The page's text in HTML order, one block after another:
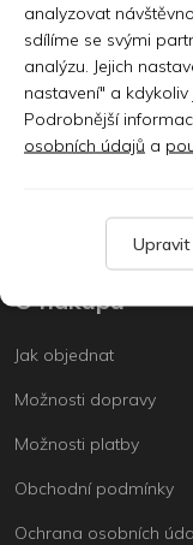
Prodejna
Sklady
Servis
O nákupu
Jak objednat
Možnosti dopravy
Možnosti platby
Obchodní podmínky
Ochrana osobních
analyzovat
sdílíme se svými
analýzu. Jejich
nastavení" a
Podrobnější
osobních údajů a